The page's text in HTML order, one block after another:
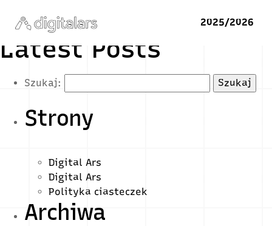
2025/2026
Latest Posts
Szukaj:
Strony
Digital Ars
Digital Ars
Polityka ciasteczek
Archiwa